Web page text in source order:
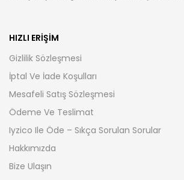
HIZLI ERIŞIM
Gizlilik Sözleşmesi
İptal Ve İade Koşulları
Mesafeli Satış Sözleşmesi
Ödeme Ve Teslimat
Iyzico Ile Öde – Sıkça Sorulan Sorular
Hakkımızda
Bize Ulaşın